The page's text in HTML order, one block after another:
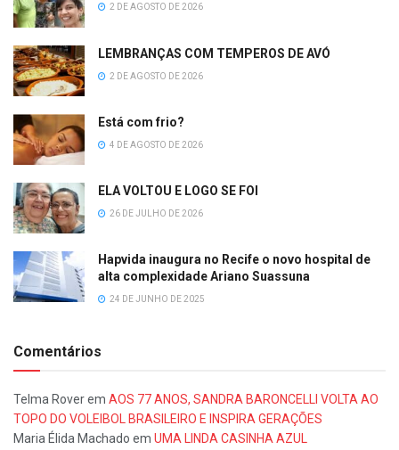
2 DE AGOSTO DE 2026
LEMBRANÇAS COM TEMPEROS DE AVÓ
2 DE AGOSTO DE 2026
Está com frio?
4 DE AGOSTO DE 2026
ELA VOLTOU E LOGO SE FOI
26 DE JULHO DE 2026
Hapvida inaugura no Recife o novo hospital de
alta complexidade Ariano Suassuna
24 DE JUNHO DE 2025
Comentários
Telma Roverem AOS 77 ANOS, SANDRA BARONCELLI VOLTA AO
TOPO DO VOLEIBOL BRASILEIRO E INSPIRA GERAÇÕES
Maria Élida Machado em UMA LINDA CASINHA AZUL